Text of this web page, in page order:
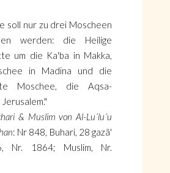
soll nur zu drei Moscheen
werden: die Heilige
um die Ka'ba in Makka,
in Madina und die
Moschee, die Aqsa-
& Muslim von Al-Lu´lu´u
: Nr 848, Buhari, 28 gazã'
Nr. 1864; Muslim, Nr.